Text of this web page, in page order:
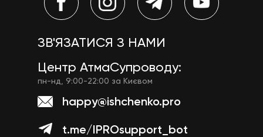
ЗВ'ЯЗАТИСЯ З НАМИ
happy@ishchenko.pro
t.me/IPROsupport_bot
пн-нд, 9:00-22:00 за Києвом
Центр АтмаСупроводу: